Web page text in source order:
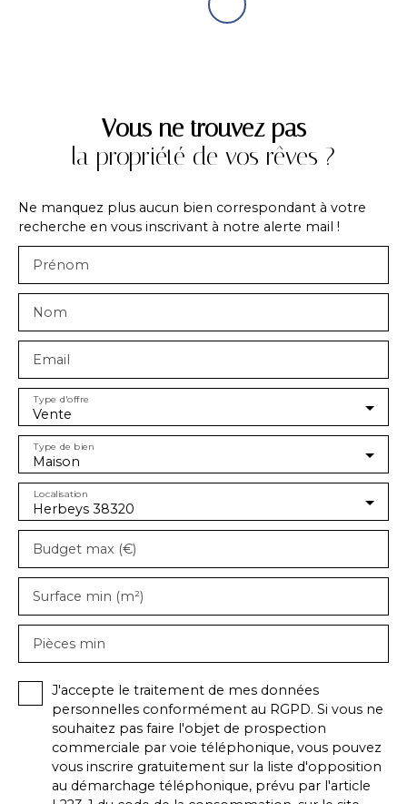
Vous ne trouvez pas
la propriété de vos rêves ?
Ne manquez plus aucun bien correspondant à votre
recherche en vous inscrivant à notre alerte mail !
Prénom
Nom
Email
Vente
Type d'offre
Maison
Type de bien
Herbeys 38320
Localisation
Budget max (€)
Surface min (m²)
Pièces min
J'accepte le traitement de mes données
personnelles conformément au RGPD. Si vous ne
souhaitez pas faire l'objet de prospection
commerciale par voie téléphonique, vous pouvez
vous inscrire gratuitement sur la liste d'opposition
au démarchage téléphonique, prévu par l'article